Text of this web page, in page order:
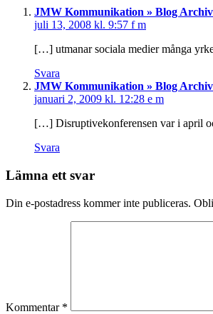
JMW Kommunikation » Blog
juli 13, 2008 kl. 9:57 f m
[…] utmanar sociala medier många
Svara
JMW Kommunikation » Blog
januari 2, 2009 kl. 12:28 e m
[…] Disruptivekonferensen var i april
Svara
Lämna ett svar
Din e-postadress kommer inte publiceras.
Kommentar *